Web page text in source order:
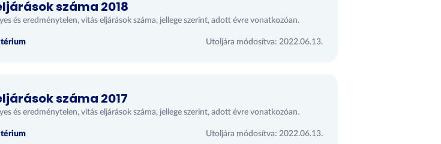
száma 2018
és eredménytelen, vitás eljárások száma, jellege szerint, adott évre vonatkozóan.
Utoljára módosítva: 2022.06.13.
száma 2017
és eredménytelen, vitás eljárások száma, jellege szerint, adott évre vonatkozóan.
Utoljára módosítva: 2022.06.13.